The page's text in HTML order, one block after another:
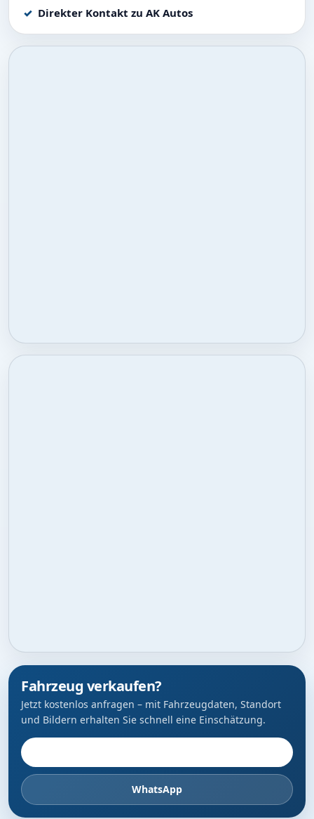
Direkter Kontakt zu AK Autos
Fahrzeug verkaufen?
Jetzt kostenlos anfragen – mit Fahrzeugdaten, Standort
und Bildern erhalten Sie schnell eine Einschätzung.
WhatsApp